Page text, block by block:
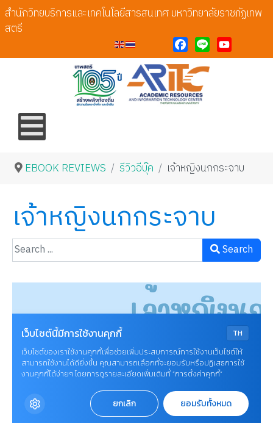
สำนักวิทยบริการและเทคโนโลยีสารสนเทศ มหาวิทยาลัยราชภัฏเทพ
สตรี
Facebook
Line YouTube
EBOOK REVIEWS รีวิวอีบุ๊ค เจ้าหญิงนกกระจาบ
เจ้าหญิงนกกระจาบ
Search